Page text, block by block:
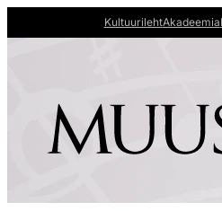
KultuurilehtAkadeemia